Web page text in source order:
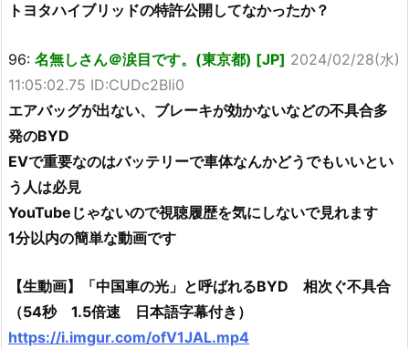
トヨタハイブリッドの特許公開してなかったか？
96: 名無しさん＠涙目です。(東京都) [JP] 2024/02/28(水)
11:05:02.75 ID:CUDc2BIi0
エアバッグが出ない、ブレーキが効かないなどの不具合多
発のBYD
EVで重要なのはバッテリーで車体なんかどうでもいいとい
う人は必見
YouTubeじゃないので視聴履歴を気にしないで見れます
1分以内の簡単な動画です
【生動画】「中国車の光」と呼ばれるBYD 相次ぐ不具合
（54秒 1.5倍速 日本語字幕付き）
https://i.imgur.com/ofV1JAL.mp4